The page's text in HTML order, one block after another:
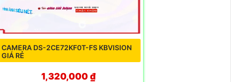
CAMERA DS-2CE72KF0T-FS KBVISION
GIÁ RẺ
1,320,000 ₫